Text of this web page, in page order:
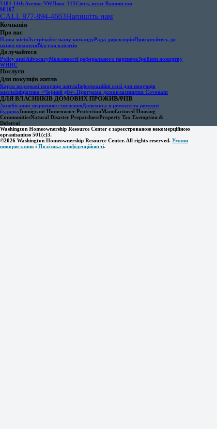
5101 14th Avenue NWЛюкс 315Сіетл, штат Вашингтон
98107
CALL 877-894-4663Напишіть нам
Компанія
Про нас
Наша місіяЗустрічайте нашу командуРада директорівПриєднуйтесь до
нашої командиВідгуки клієнтів
Долучайтеся
Policy and AdvocacyМожливості реферального партнераЗробити пожертву
WHRC
Послуги
Для покупців житла
Карта подорожі покупця житлаІнформаційні сесії для покупців
житлаІніціатива «Чорний дім».Програма домовласництва Covenant
ДЛЯ ВЛАСНИКІВ ДОМОВИХ ПРОЖИВАЧІВ
Запобігання зверненню стягненняДопомога в ремонті та ремонті
будинкуImmigrant Homeowner ProtectionManufactured Housing
CommunitiesNatural Disaster PrepardnessProperty Tax Exemption &
Deferral
Washington Homeownership Resource Center є зареєстрованою некомерційною
організацією 501(c)3.
©2026 Washington Homeownership Resource Center. All rights reserved. Умови
використання і Політика конфіденційності.